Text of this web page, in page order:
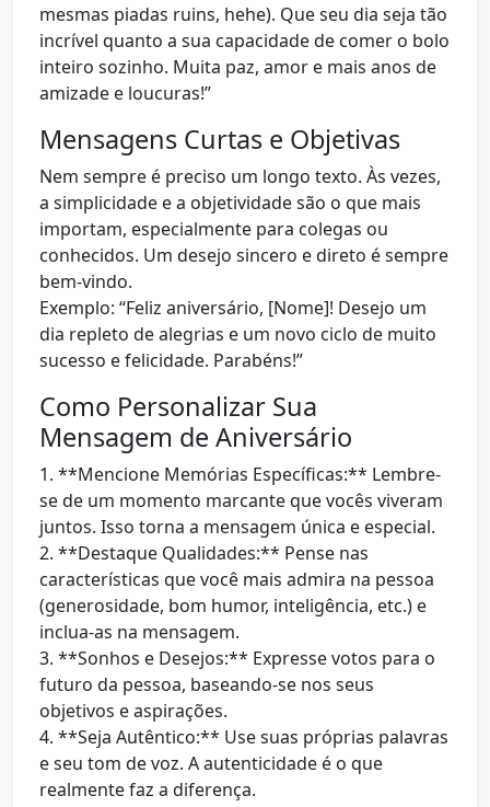
mesmas piadas ruins, hehe). Que seu dia seja tão
incrível quanto a sua capacidade de comer o bolo
inteiro sozinho. Muita paz, amor e mais anos de
amizade e loucuras!”
Mensagens Curtas e Objetivas
Nem sempre é preciso um longo texto. Às vezes,
a simplicidade e a objetividade são o que mais
importam, especialmente para colegas ou
conhecidos. Um desejo sincero e direto é sempre
bem-vindo.
Exemplo: “Feliz aniversário, [Nome]! Desejo um
dia repleto de alegrias e um novo ciclo de muito
sucesso e felicidade. Parabéns!”
Como Personalizar Sua
Mensagem de Aniversário
1. **Mencione Memórias Específicas:** Lembre-
se de um momento marcante que vocês viveram
juntos. Isso torna a mensagem única e especial.
2. **Destaque Qualidades:** Pense nas
características que você mais admira na pessoa
(generosidade, bom humor, inteligência, etc.) e
inclua-as na mensagem.
3. **Sonhos e Desejos:** Expresse votos para o
futuro da pessoa, baseando-se nos seus
objetivos e aspirações.
4. **Seja Autêntico:** Use suas próprias palavras
e seu tom de voz. A autenticidade é o que
realmente faz a diferença.